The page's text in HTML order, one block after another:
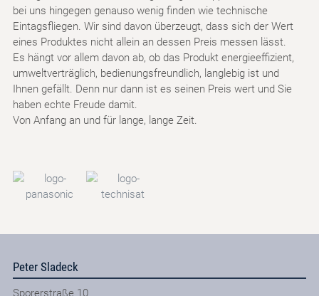
bei uns hingegen genauso wenig finden wie technische
Eintagsfliegen. Wir sind davon überzeugt, dass sich der Wert
eines Produktes nicht allein an dessen Preis messen lässt.
Es hängt vor allem davon ab, ob das Produkt energieeffizient,
umweltverträglich, bedienungsfreundlich, langlebig ist und
Ihnen gefällt. Denn nur dann ist es seinen Preis wert und Sie
haben echte Freude damit.
Von Anfang an und für lange, lange Zeit.
Peter Sladeck
Sporerstraße 10